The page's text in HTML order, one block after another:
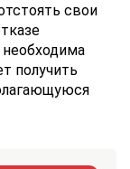
свои
необходима
получить